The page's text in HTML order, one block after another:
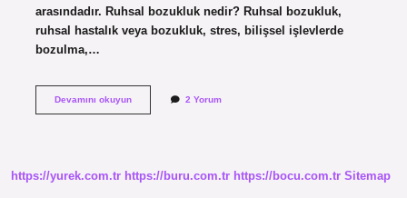
arasındadır. Ruhsal bozukluk nedir? Ruhsal bozukluk,
ruhsal hastalık veya bozukluk, stres, bilişsel işlevlerde
bozulma,…
Devamını okuyunPsikoloji
2 Yorum
https://yurek.com.tr https://buru.com.tr https://bocu.com.tr Sitemap